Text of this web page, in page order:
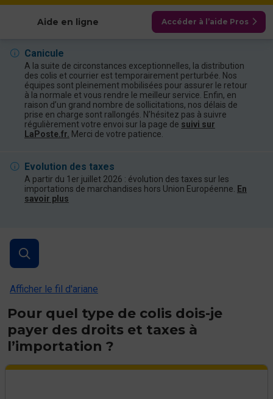
Aide en ligne Accéder à l’aide Pros
Canicule
A la suite de circonstances exceptionnelles, la distribution
des colis et courrier est temporairement perturbée. Nos
équipes sont pleinement mobilisées pour assurer le retour
à la normale et vous rendre le meilleur service. Enfin, en
raison d’un grand nombre de sollicitations, nos délais de
prise en charge sont rallongés. N’hésitez pas à suivre
régulièrement votre envoi sur la page de suivi sur
LaPoste.fr. Merci de votre patience.
Evolution des taxes
A partir du 1er juillet 2026 : évolution des taxes sur les
importations de marchandises hors Union Européenne.
En
savoir plus
Afficher le fil d'ariane
Pour quel type de colis dois-je
payer des droits et taxes à
l’importation ?